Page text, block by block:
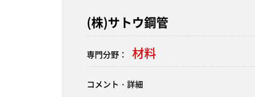
(株)サトウ鋼管
専門分野： 材料
コメント・詳細